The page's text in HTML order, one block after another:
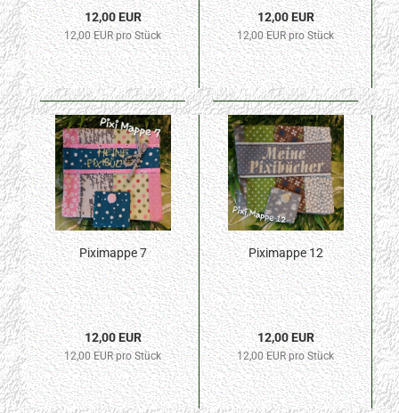
12,00 EUR
12,00 EUR pro Stück
12,00 EUR
12,00 EUR pro Stück
Piximappe 7
12,00 EUR
12,00 EUR pro Stück
Piximappe 12
12,00 EUR
12,00 EUR pro Stück